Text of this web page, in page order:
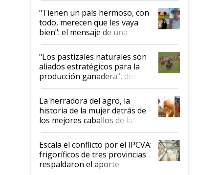
"Tienen un país hermoso, con
todo, merecen que les vaya
bien": el mensaje de una
ganadera uruguaya sobre las
oportunidades que se abren
para el agro en Argentina, con
foco en la carne
"Los pastizales naturales son
aliados estratégicos para la
producción ganadera", destaca
la iniciativa que ya reúne a 46
establecimientos en Argentina
La herradora del agro, la
historia de la mujer detrás de
los mejores caballos de la
Argentina y los mitos que
todavía hacen sufrir a estos
animales: "Mientras me
descalificaban, yo seguí
haciendo currículum"
Escala el conflicto por el IPCVA:
frigoríficos de tres provincias
respaldaron el aporte